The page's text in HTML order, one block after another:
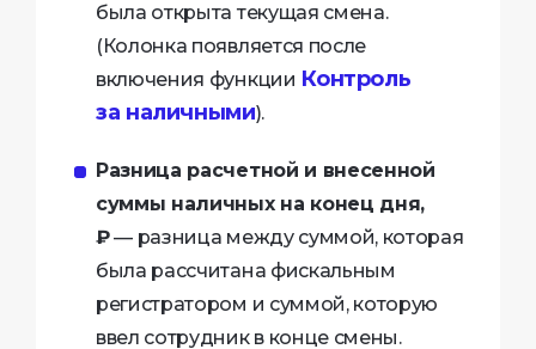
была открыта текущая смена.
(Колонка появляется после
включения функции Контроль
за наличными).
Разница расчетной и внесенной
суммы наличных на конец дня,
₽— разница между суммой, которая
была рассчитана фискальным
регистратором и суммой, которую
ввел сотрудник в конце смены.